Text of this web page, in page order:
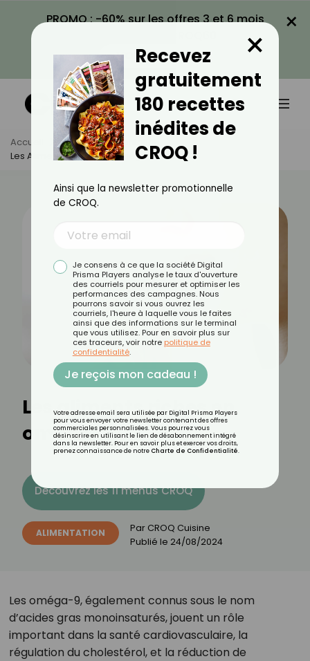
PROMO : -60% sur les offres 3 et 6 mois
VOIR LA PROMO
×
Accueil Actus
Alimentation
Les Aliments Riches En Oméga-9
Les aliments riches en
oméga-9
Découvrez les 11 menus CROQ
ALIMENTATION Par CROQ Cuisine
Publié le 24/08/2024
Les oméga-9, également connus sous le nom
d’acides gras monoinsaturés, jouent un rôle
important dans la santé cardiovasculaire, la
régulation du cholestérol, et la réduction de
Recevez
gratuitement
180 recettes
inédites de
CROQ !
×
Ainsi que la newsletter promotionnelle
de CROQ.
Je consens à ce que la société Digital
Prisma Players analyse le taux d'ouverture
des courriels pour mesurer et optimiser les
performances des campagnes. Nous
pourrons savoir si vous ouvrez les
courriels, l'heure à laquelle vous le faites
ainsi que des informations sur le terminal
que vous utilisez. Pour en savoir plus sur
ces traceurs, voir notre politique de
confidentialité.
Je reçois mon cadeau !
Votre adresse email sera utilisée par Digital Prisma Players
pour vous envoyer votre newsletter contenant des offres
commerciales personnalisées. Vous pourrez vous
désinscrire en utilisant le lien de désabonnement intégré
dans la newsletter. Pour en savoir plus et exercer vos droits,
prenez connaissance de notre Charte de Confidentialité.